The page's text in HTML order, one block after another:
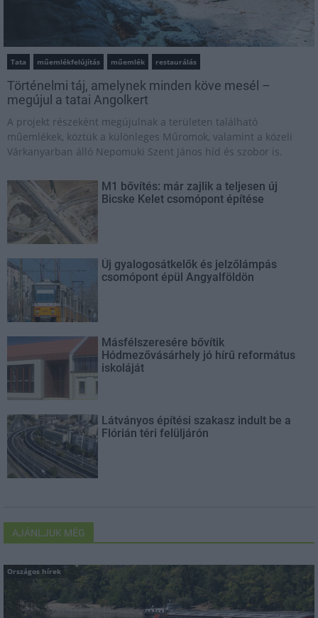
Tata műemlékfelújítás műemlék restaurálás
Történelmi táj, amelynek minden köve mesél –
megújul a tatai Angolkert
A projekt részeként megújulnak a területen található
műemlékek, köztük a különleges Műromok, valamint a közeli
Várkanyarban álló Nepomuki Szent János híd és szobor is.
M1 bővítés: már zajlik a teljesen új
Bicske Kelet csomópont építése
Új gyalogosátkelők és jelzőlámpás
csomópont épül Angyalföldön
Másfélszeresére bővítik
Hódmezővásárhely jó hírű református
iskoláját
Látványos építési szakasz indult be a
Flórián téri felüljárón
AJÁNLJUK MÉG
Országos hírek